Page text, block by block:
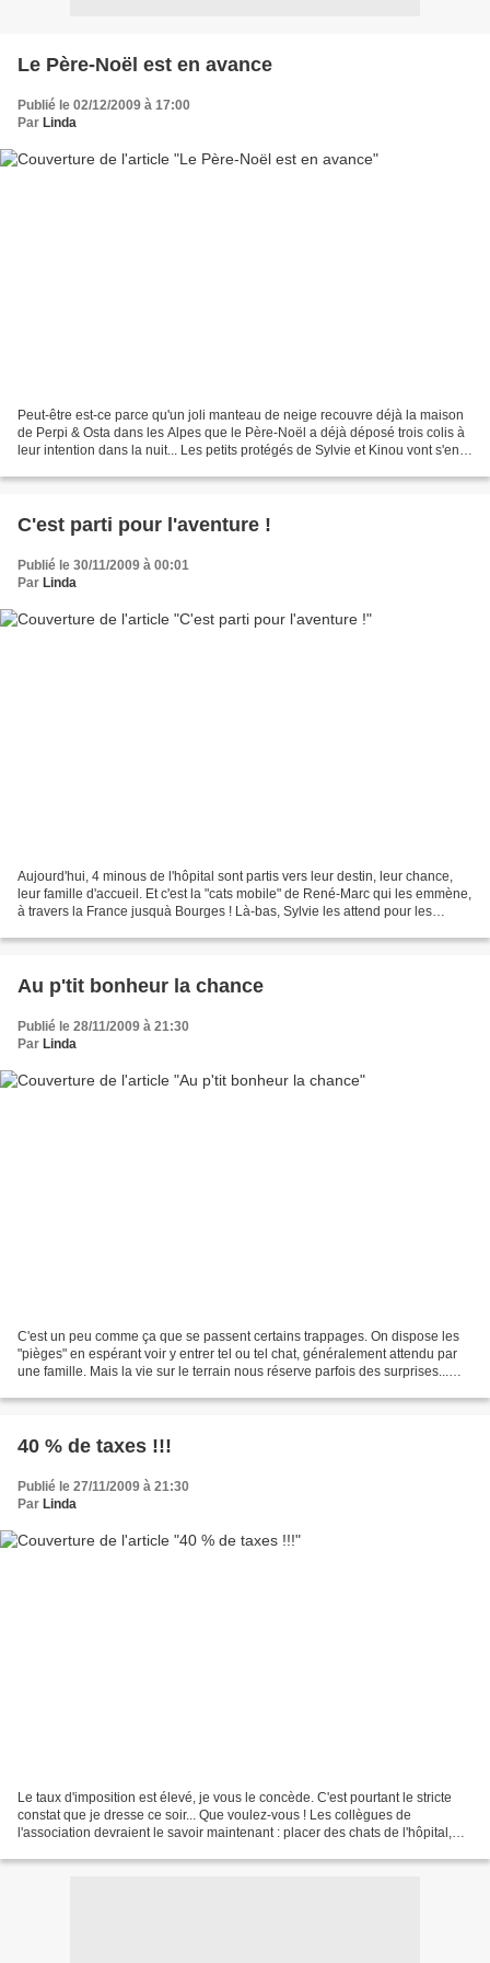
Le Père-Noël est en avance
Publié le 02/12/2009 à 17:00
Par Linda
Peut-être est-ce parce qu'un joli manteau de neige recouvre déjà la maison
de Perpi & Osta dans les Alpes que le Père-Noël a déjà déposé trois colis à
leur intention dans la nuit... Les petits protégés de Sylvie et Kinou vont s'en
C'est parti pour l'aventure !
Publié le 30/11/2009 à 00:01
Par Linda
Aujourd'hui, 4 minous de l'hôpital sont partis vers leur destin, leur chance,
leur famille d'accueil. Et c'est la "cats mobile" de René-Marc qui les emmène,
à travers la France jusquà Bourges ! Là-bas, Sylvie les attend pour les
Au p'tit bonheur la chance
Publié le 28/11/2009 à 21:30
Par Linda
C'est un peu comme ça que se passent certains trappages. On dispose les
"pièges" en espérant voir y entrer tel ou tel chat, généralement attendu par
une famille. Mais la vie sur le terrain nous réserve parfois des surprises...
40 % de taxes !!!
Publié le 27/11/2009 à 21:30
Par Linda
Le taux d'imposition est élevé, je vous le concède. C'est pourtant le stricte
constat que je dresse ce soir... Que voulez-vous ! Les collègues de
l'association devraient le savoir maintenant : placer des chats de l'hôpital,